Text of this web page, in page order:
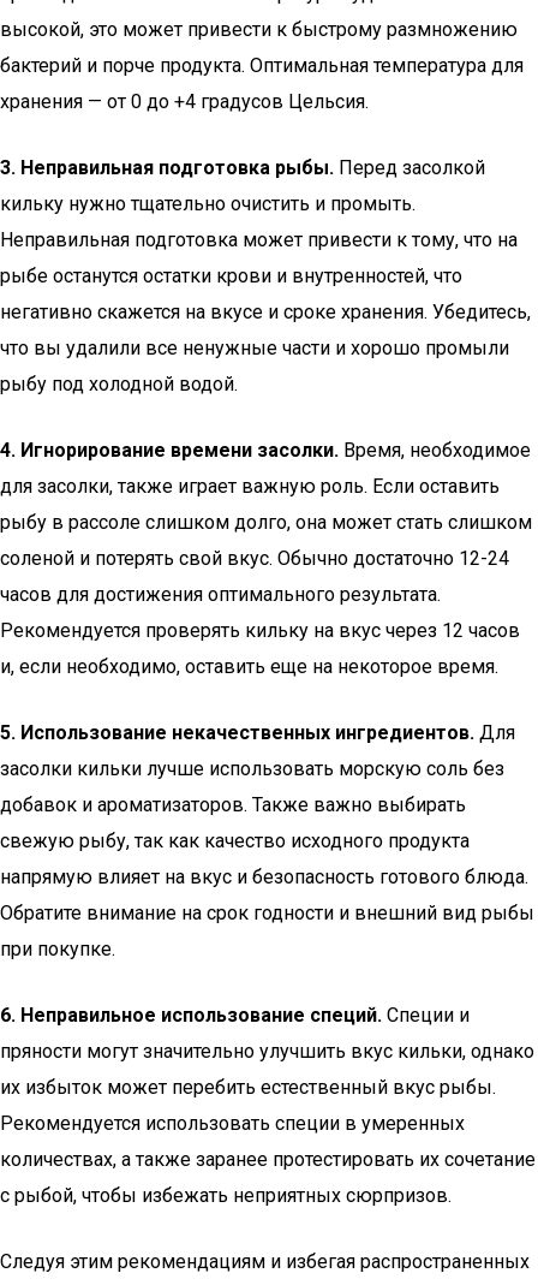
высокой, это может привести к быстрому размножению
бактерий и порче продукта. Оптимальная температура для
хранения — от 0 до +4 градусов Цельсия.
3. Неправильная подготовка рыбы. Перед засолкой
кильку нужно тщательно очистить и промыть.
Неправильная подготовка может привести к тому, что на
рыбе останутся остатки крови и внутренностей, что
негативно скажется на вкусе и сроке хранения. Убедитесь,
что вы удалили все ненужные части и хорошо промыли
рыбу под холодной водой.
4. Игнорирование времени засолки. Время, необходимое
для засолки, также играет важную роль. Если оставить
рыбу в рассоле слишком долго, она может стать слишком
соленой и потерять свой вкус. Обычно достаточно 12-24
часов для достижения оптимального результата.
Рекомендуется проверять кильку на вкус через 12 часов
и, если необходимо, оставить еще на некоторое время.
5. Использование некачественных ингредиентов. Для
засолки кильки лучше использовать морскую соль без
добавок и ароматизаторов. Также важно выбирать
свежую рыбу, так как качество исходного продукта
напрямую влияет на вкус и безопасность готового блюда.
Обратите внимание на срок годности и внешний вид рыбы
при покупке.
6. Неправильное использование специй. Специи и
пряности могут значительно улучшить вкус кильки, однако
их избыток может перебить естественный вкус рыбы.
Рекомендуется использовать специи в умеренных
количествах, а также заранее протестировать их сочетание
с рыбой, чтобы избежать неприятных сюрпризов.
Следуя этим рекомендациям и избегая распространенных